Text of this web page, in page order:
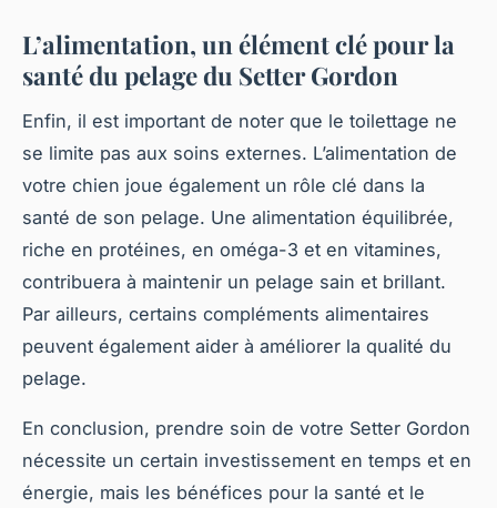
L’alimentation, un élément clé pour la
santé du pelage du Setter Gordon
Enfin, il est important de noter que le toilettage ne
se limite pas aux soins externes. L’alimentation de
votre chien joue également un rôle clé dans la
santé de son pelage. Une alimentation équilibrée,
riche en protéines, en oméga-3 et en vitamines,
contribuera à maintenir un pelage sain et brillant.
Par ailleurs, certains compléments alimentaires
peuvent également aider à améliorer la qualité du
pelage.
En conclusion, prendre soin de votre Setter Gordon
nécessite un certain investissement en temps et en
énergie, mais les bénéfices pour la santé et le